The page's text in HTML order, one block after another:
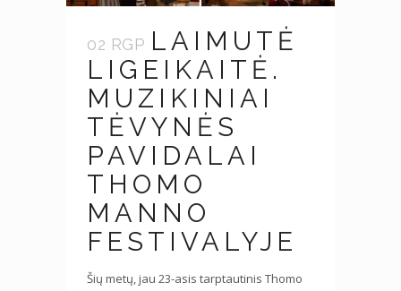
02 RGP LAIMUTĖ
LIGEIKAITĖ.
MUZIKINIAI
TĖVYNĖS
PAVIDALAI
THOMO
MANNO
FESTIVALYJE
Šių metų, jau 23-asis tarptautinis Thomo